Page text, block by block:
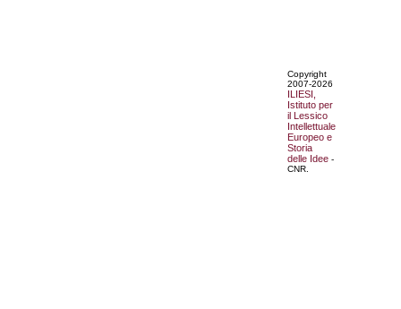
Copyright
2007-2026
ILIESI,
Istituto per
il Lessico
Intellettuale
Europeo e
Storia
delle Idee -
CNR.